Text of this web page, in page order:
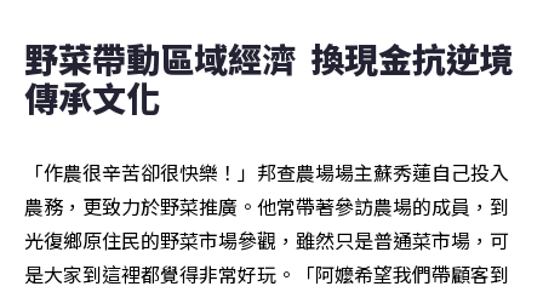
野菜帶動區域經濟  換現金抗逆境
傳承文化
「作農很辛苦卻很快樂！」邦查農場場主蘇秀蓮自己投入
農務，更致力於野菜推廣。他常帶著參訪農場的成員，到
光復鄉原住民的野菜市場參觀，雖然只是普通菜市場，可
是大家到這裡都覺得非常好玩。「阿嬤希望我們帶顧客到